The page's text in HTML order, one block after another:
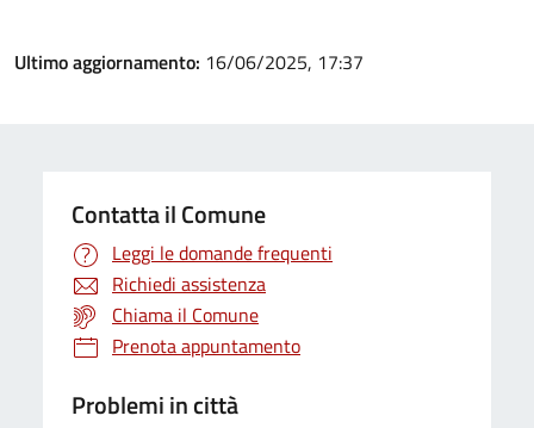
Ultimo aggiornamento: 16/06/2025, 17:37
Contatta il Comune
Leggi le domande frequenti
Richiedi assistenza
Chiama il Comune
Prenota appuntamento
Problemi in città